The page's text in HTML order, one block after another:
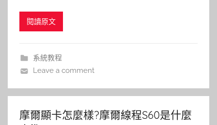
閱讀原文
系統教程
Leave a comment
摩爾顯卡怎麼樣?摩爾線程S60是什麼